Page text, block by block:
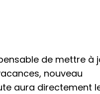
de mettre à
nouveau
aura directement